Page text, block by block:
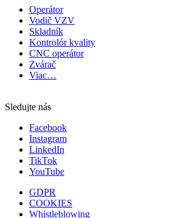
Operátor
Vodič VZV
Skladník
Kontrolór kvality
CNC operátor
Zvárač
Viac…
Sledujte nás
Facebook
Instagram
LinkedIn
TikTok
YouTube
GDPR
COOKIES
Whistleblowing